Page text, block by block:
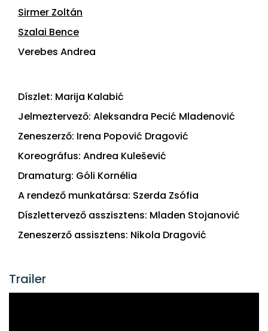
Sirmer Zoltán
Szalai Bence
Verebes Andrea
Díszlet: Marija Kalabić
Jelmeztervező: Aleksandra Pecić Mladenović
Zeneszerző: Irena Popović Dragović
Koreográfus: Andrea Kulešević
Dramaturg: Góli Kornélia
A rendező munkatársa: Szerda Zsófia
Díszlettervező asszisztens: Mladen Stojanović
Zeneszerző assisztens: Nikola Dragović
Trailer